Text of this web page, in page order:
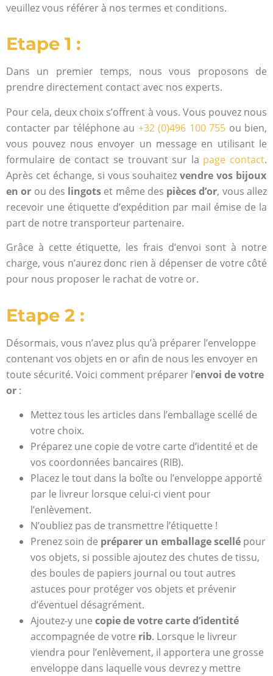
veuillez vous référer à nos termes et conditions.
Etape 1 :
Dans un premier temps, nous vous proposons de
prendre directement contact avec nos experts.
Pour cela, deux choix s’offrent à vous. Vous pouvez nous
contacter par téléphone au +32 (0)496 100 755 ou bien,
vous pouvez nous envoyer un message en utilisant le
formulaire de contact se trouvant sur la page contact.
Après cet échange, si vous souhaitezvendre vos bijoux
en or ou des lingots et même des pièces d’or, vous allez
recevoir une étiquette d’expédition par mail émise de la
part de notre transporteur partenaire.
Grâce à cette étiquette, les frais d’envoi sont à notre
charge, vous n’aurez donc rien à dépenser de votre côté
pour nous proposer le rachat de votre or.
Etape 2 :
Désormais, vous n’avez plus qu’à préparer l’enveloppe
contenant vos objets en or afin de nous les envoyer en
toute sécurité. Voici comment préparer l’envoi de votre
or :
Mettez tous les articles dans l’emballage scellé de
votre choix.
Préparez une copie de votre carte d’identité et de
vos coordonnées bancaires (RIB).
Placez le tout dans la boîte ou l’enveloppe apporté
par le livreur lorsque celui-ci vient pour
l’enlèvement.
N’oubliez pas de transmettre l’étiquette !
Prenez soin de préparer un emballage scellé pour
vos objets, si possible ajoutez des chutes de tissu,
des boules de papiers journal ou tout autres
astuces pour protéger vos objets et prévenir
d’éventuel désagrément.
Ajoutez-y une copie de votre carte d’identité
accompagnée de votre rib. Lorsque le livreur
viendra pour l’enlèvement, il apportera une grosse
enveloppe dans laquelle vous devrez y mettre